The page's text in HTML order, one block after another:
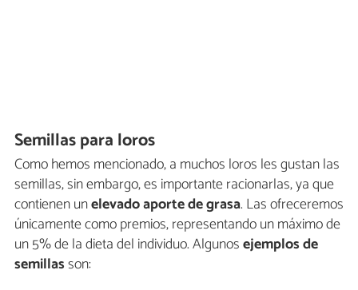
Semillas para loros
Como hemos mencionado, a muchos loros les gustan las
semillas, sin embargo, es importante racionarlas, ya que
contienen unelevado aporte de grasa. Las ofreceremos
únicamente como premios, representando un máximo de
un 5% de la dieta del individuo. Algunosejemplos de
semillasson: